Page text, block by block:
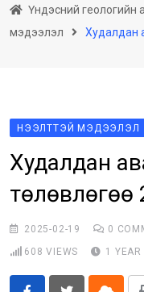
Бидний тухай
Хууль тогтоомж
Үйлчилгээ
Үндэсний геологийн
мэдээлэл
Худалдан
НЭЭЛТТЭЙ МЭДЭЭЛЭЛ
Худалдан
төлөвлөгөө
2025-02-19 0
608 VIEWS 1 YEAR